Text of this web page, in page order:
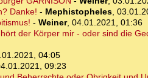
Danke! - Mephistopheles,
- Weiner, 04.01.2021, 01:36
der Körper mir - oder sind die
04:05
09:23